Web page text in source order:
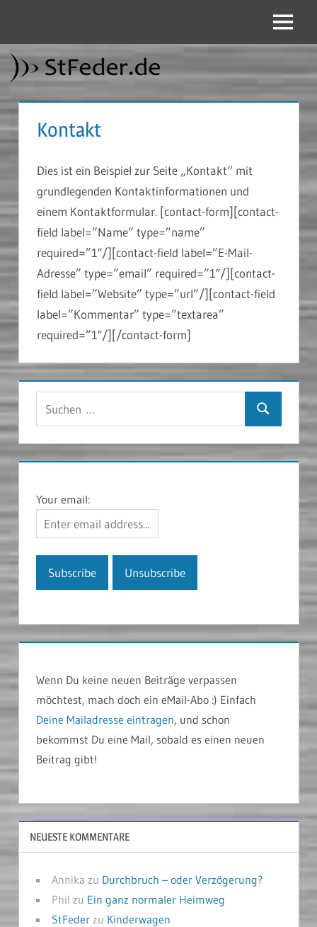
springen
Menü
Kontakt
Dies ist ein Beispiel zur Seite „Kontakt“ mit
grundlegenden Kontaktinformationen und
einem Kontaktformular. [contact-form][contact-
field label=”Name” type=”name”
required=”1″/][contact-field label=”E-Mail-
Adresse” type=”email” required=”1″/][contact-
field label=”Website” type=”url”/][contact-field
label=”Kommentar” type=”textarea”
required=”1″/][/contact-form]
Suchen
Your email:
Wenn Du keine neuen Beiträge verpassen
möchtest, mach doch ein eMail-Abo :) Einfach
Deine Mailadresse eintragen, und schon
bekommst Du eine Mail, sobald es einen neuen
Beitrag gibt!
NEUESTE KOMMENTARE
Annika zu Durchbruch – oder Verzögerung?
Phil zu Ein ganz normaler Heimweg
StFederzu Kinderwagen